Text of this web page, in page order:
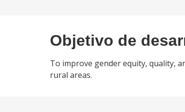
Objetivo de
To improve gender equity, quality,
rural areas.